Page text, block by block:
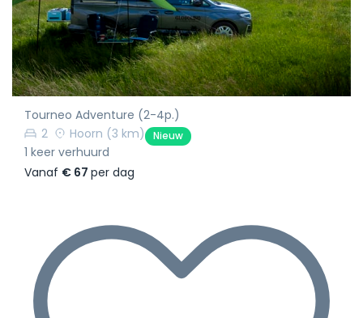
Tourneo Adventure (2-4p.)
2
Hoorn (3 km) Nieuw
1 keer verhuurd
Vanaf € 67 per dag